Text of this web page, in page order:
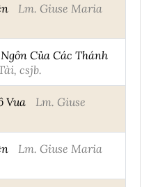
Lm. Giuse Maria
Của Các Thánh
csjb.
Vua
Lm. Giuse
Lm. Giuse Maria